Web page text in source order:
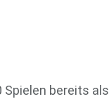
bereits als